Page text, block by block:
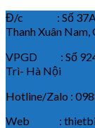
Đ/c : Số 37A, tổ
Thanh Xuân Nam,
VPGD : Số 924
Trì- Hà Nội
Hotline/Zalo :
Web :